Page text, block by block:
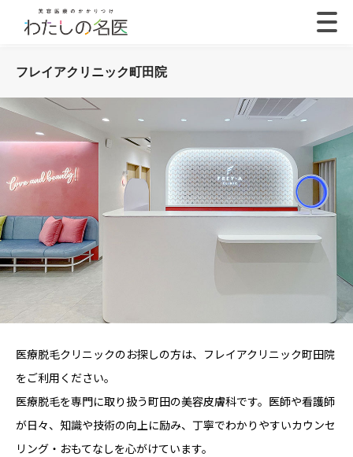
フレイアクリニック町田院
医療脱毛クリニックのお探しの方は、フレイアクリニック町田院
をご利用ください。
医療脱毛を専門に取り扱う町田の美容皮膚科です。医師や看護師
が日々、知識や技術の向上に励み、丁寧でわかりやすいカウンセ
リング・おもてなしを心がけています。